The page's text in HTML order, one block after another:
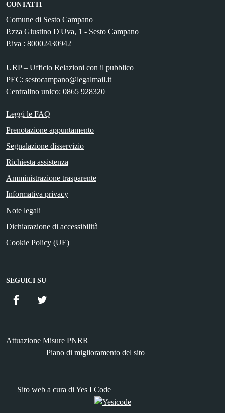
CONTATTI
Comune di Sesto Campano
P.zza Giustino D'Uva, 1 - Sesto Campano
P.iva : 80002430942
URP – Ufficio Relazioni con il pubblico
PEC: sestocampano@legalmail.it
Centralino unico: 0865 928320
Leggi le FAQ
Prenotazione appuntamento
Segnalazione disservizio
Richiesta assistenza
Amministrazione trasparente
Informativa privacy
Note legali
Dichiarazione di accessibilità
Cookie Policy (UE)
SEGUICI SU
Facebook
Attuazione Misure PNRR
Piano di miglioramento del sito
Sito web a cura di Yes I Code